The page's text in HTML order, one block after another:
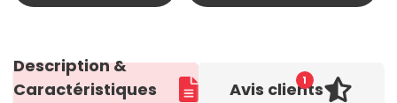
Description &
Caractéristiques
1
Avis clients